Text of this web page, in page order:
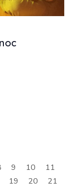
9 10
11
19 20
21